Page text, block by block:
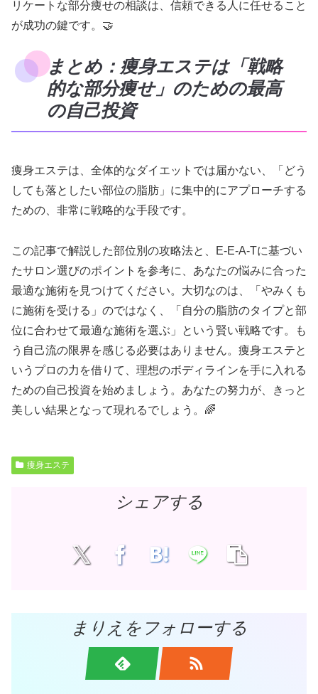
リケートな部分痩せの相談は、信頼できる人に任せること
が成功の鍵です。🤝
まとめ：痩身エステは「戦略
的な部分痩せ」のための最高
の自己投資
痩身エステは、全体的なダイエットでは届かない、「どう
しても落としたい部位の脂肪」に集中的にアプローチする
ための、非常に戦略的な手段です。
この記事で解説した部位別の攻略法と、E-E-A-Tに基づい
たサロン選びのポイントを参考に、あなたの悩みに合った
最適な施術を見つけてください。大切なのは、「やみくも
に施術を受ける」のではなく、「自分の脂肪のタイプと部
位に合わせて最適な施術を選ぶ」という賢い戦略です。も
う自己流の限界を感じる必要はありません。痩身エステと
いうプロの力を借りて、理想のボディラインを手に入れる
ための自己投資を始めましょう。あなたの努力が、きっと
美しい結果となって現れるでしょう。🌈
痩身エステ
シェアする
まりえをフォローする